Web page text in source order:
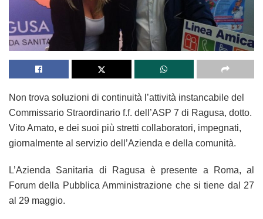
Non trova soluzioni di continuità l’attività instancabile del
Commissario Straordinario f.f. dell’ASP 7 di Ragusa, dotto.
Vito Amato, e dei suoi più stretti collaboratori, impegnati,
giornalmente al servizio dell’Azienda e della comunità.
L’Azienda Sanitaria di Ragusa è presente a Roma, al
Forum della Pubblica Amministrazione che si tiene dal 27
al 29 maggio.